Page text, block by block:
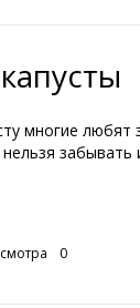
многие
забывать
0